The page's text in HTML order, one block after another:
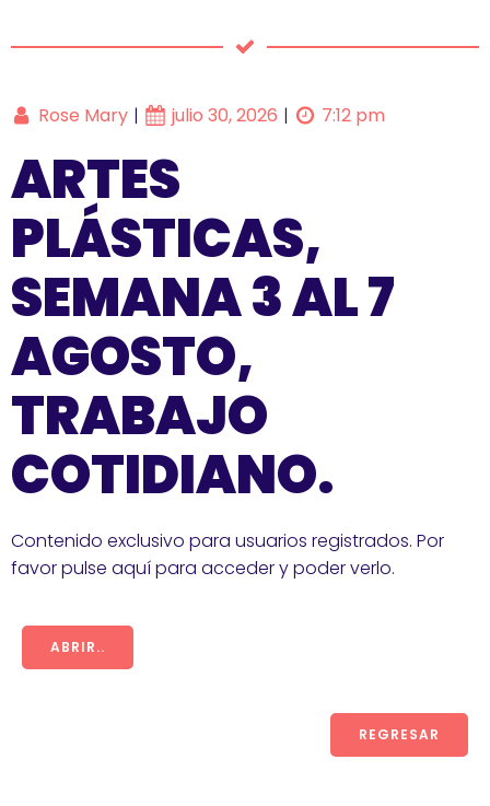
Rose Mary | julio 30, 2026 | 7:12 pm
ARTES
PLÁSTICAS,
SEMANA 3 AL 7
AGOSTO,
TRABAJO
COTIDIANO.
Contenido exclusivo para usuarios registrados. Por
favor pulse aquí para acceder y poder verlo.
ABRIR..
REGRESAR